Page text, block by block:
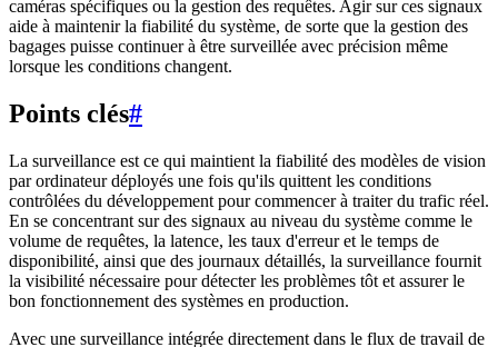
caméras spécifiques ou la gestion des requêtes. Agir sur ces signaux
aide à maintenir la fiabilité du système, de sorte que la gestion des
bagages puisse continuer à être surveillée avec précision même
lorsque les conditions changent.
Points clés#
La surveillance est ce qui maintient la fiabilité des modèles de vision
par ordinateur déployés une fois qu'ils quittent les conditions
contrôlées du développement pour commencer à traiter du trafic réel.
En se concentrant sur des signaux au niveau du système comme le
volume de requêtes, la latence, les taux d'erreur et le temps de
disponibilité, ainsi que des journaux détaillés, la surveillance fournit
la visibilité nécessaire pour détecter les problèmes tôt et assurer le
bon fonctionnement des systèmes en production.
Avec une surveillance intégrée directement dans le flux de travail de